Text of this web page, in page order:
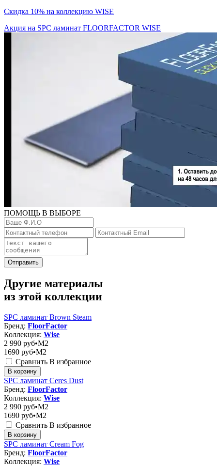
Скидка 10% на коллекцию WISE
Акция на SPC ламинат FLOORFACTOR WISE
ПОМОЩЬ В ВЫБОРЕ
Отправить
Другие материалы
из этой коллекции
SPC ламинат Brown Steam
Бренд: FloorFactor
Коллекция: Wise
2 990 руб•M2
1690 руб•M2
Сравнить В избранное
В корзину
SPC ламинат Ceres Dust
Бренд: FloorFactor
Коллекция: Wise
2 990 руб•M2
1690 руб•M2
Сравнить В избранное
В корзину
SPC ламинат Cream Fog
Бренд: FloorFactor
Коллекция: Wise